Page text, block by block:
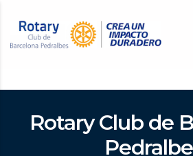
Rotary Club de